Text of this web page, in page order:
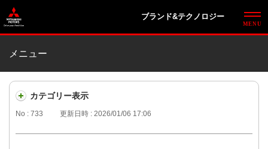
ブランド&テクノロジー
メニュー
カテゴリー表示
No : 733 更新日時 : 2026/01/06 17:06